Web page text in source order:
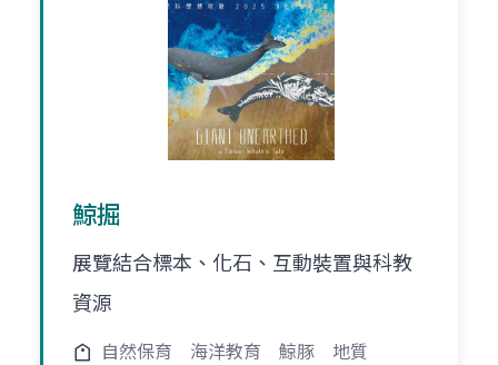
鯨掘
展覽結合標本、化石、互動裝置與科教
資源
自然保育 海洋教育 鯨豚 地質